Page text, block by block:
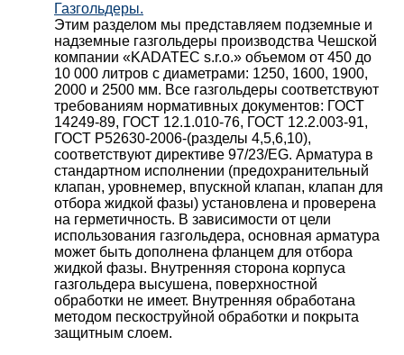
Газгольдеры.
Этим разделом мы представляем подземные и
надземные газгольдеры производства Чешской
компании «KADATEC s.r.o.» объемом от 450 до
10 000 литров с диаметрами: 1250, 1600, 1900,
2000 и 2500 мм. Все газгольдеры соответствуют
требованиям нормативных документов: ГОСТ
14249-89, ГОСТ 12.1.010-76, ГОСТ 12.2.003-91,
ГОСТ Р52630-2006-(разделы 4,5,6,10),
соответствуют директиве 97/23/EG. Арматура в
стандартном исполнении (предохранительный
клапан, уровнемер, впускной клапан, клапан для
отбора жидкой фазы) установлена и проверена
на герметичность. В зависимости от цели
использования газгольдера, основная арматура
может быть дополнена фланцем для отбора
жидкой фазы. Внутренняя сторона корпуса
газгольдера высушена, поверхностной
обработки не имеет. Внутренняя обработана
методом пескоструйной обработки и покрыта
защитным слоем.